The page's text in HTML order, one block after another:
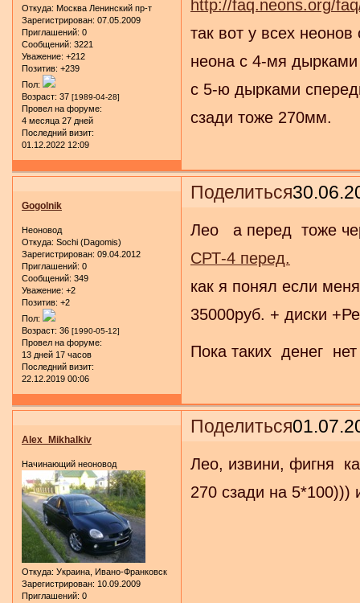
Откуда: Москва Ленинский пр-т
Зарегистрирован: 07.05.2009
Приглашений: 0
Сообщений: 3221
Уважение: +212
Позитив: +239
Пол:
Возраст: 37 [1989-04-28]
Провел на форуме:
4 месяца 27 дней
Последний визит:
01.12.2022 12:09
http://faq.neons.org/
так вот у всех
неона с 4-мя
с 5-ю дырками
сзади тоже 270мм.
Поделиться
Gogolnik
Неоновод
Откуда: Sochi (Dagomis)
Зарегистрирован: 09.04.2012
Приглашений: 0
Сообщений: 349
Уважение: +2
Позитив: +2
Пол:
Возраст: 36 [1990-05-12]
Провел на форуме:
13 дней 17 часов
Последний визит:
22.12.2019 00:06
Лео а перед тоже
СРТ-4 перед.
как я понял если
35000руб. + диски
Пока таких денег
Поделиться
Alex_Mikhalkiv
Начинающий неоновод
Откуда: Украина, Ивано-Франковск
Зарегистрирован: 10.09.2009
Приглашений: 0
Лео, извини, фигня
270 сзади на 5*100)))